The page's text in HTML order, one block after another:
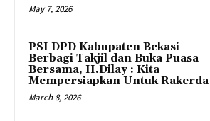
May 7, 2026
PSI DPD Kabupaten Bekasi
Berbagi Takjil dan Buka Puasa
Bersama, H.Dilay : Kita
Mempersiapkan Untuk Rakerda
March 8, 2026